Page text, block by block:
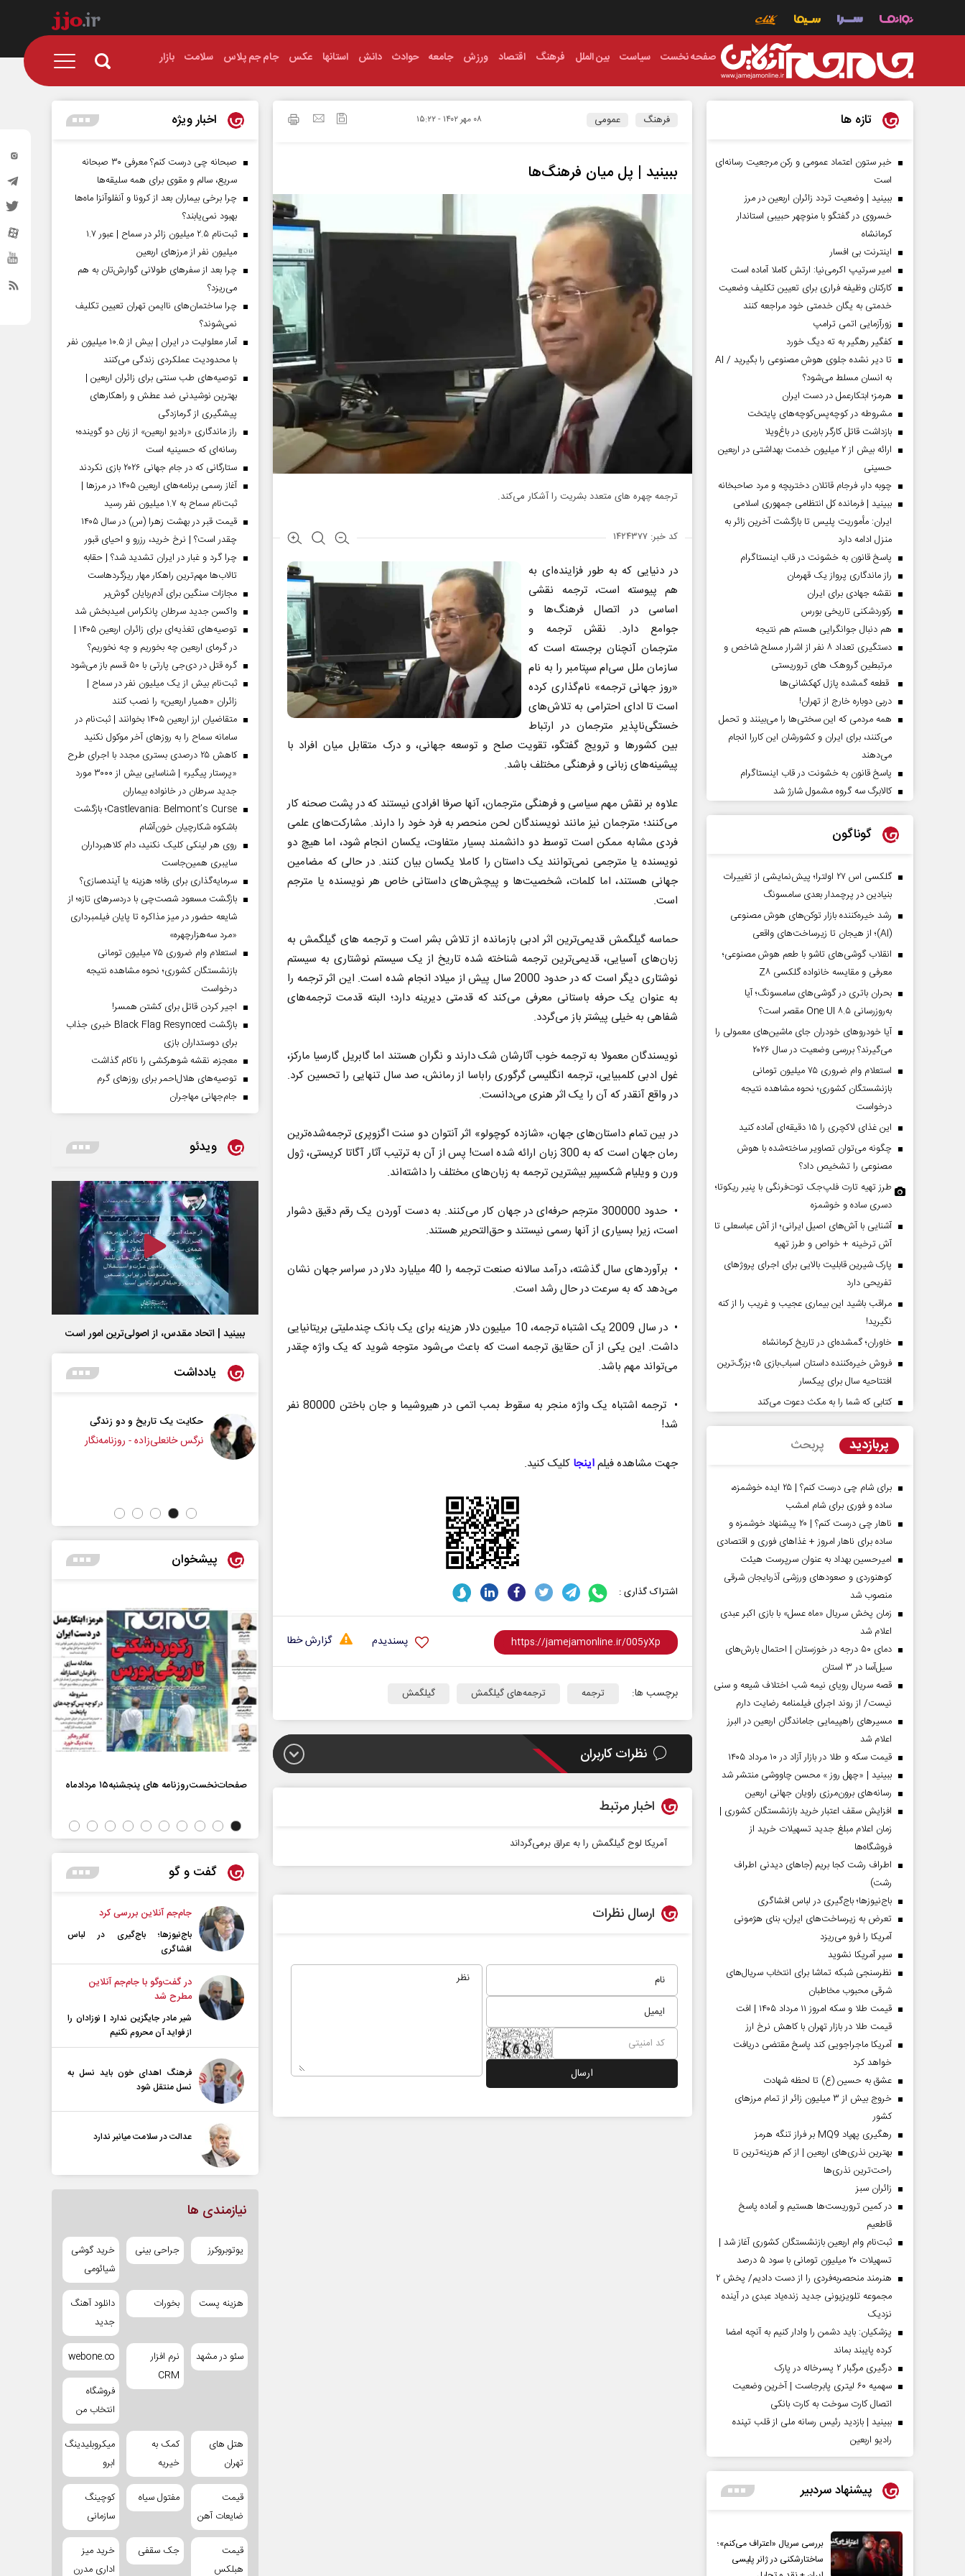
صفحه نخست سیاست بین الملل فرهنگ اقتصاد ورزش جامعه حوادث دانش استانها عکس جام جم پلاس سلامت بازار
فرهنگ عمومی ۰۸ مهر ۱۴۰۲ - ۱۵:۲۲
ببینید | پل میان فرهنگ‌ها
ترجمه چهره‌ های متعدد بشریت را آشکار می‌کند.
کد خبر: ۱۴۲۴۳۷۷
در دنیایی که به طور فزاینده‌ای به
هم پیوسته است، ترجمه نقشی
اساسی در اتصال فرهنگ‌ها و
جوامع دارد. نقش ترجمه و
مترجمان آنچنان برجسته است که
سازمان ملل سی‌ام سپتامبر را به نام
«روز جهانی ترجمه» نام‌گذاری کرده
است تا ادای احترامی به تلاش‌های
خستگی‌ناپذیر مترجمان در ارتباط
بین کشورها و ترویج گفتگو، تقویت صلح و توسعه جهانی، و درک متقابل میان افراد با
پیشینه‌های زبانی و فرهنگی مختلف باشد.
علاوه بر نقش مهم سیاسی و فرهنگی مترجمان، آنها صرفا افرادی نیستند که در پشت صحنه کار
می‌کنند؛ مترجمان نیز مانند نویسندگان لحن منحصر به فرد خود را دارند. مشارکت‌های علمی
فردی مشابه ممکن است توسط دو دانشمند بسیار متفاوت، یکسان انجام شود، اما هیچ دو
نویسنده‌ یا مترجمی نمی‌توانند یک داستان را کاملا یکسان بیان کنند. در حالی که مضامین
جهانی هستند، اما کلمات، شخصیت‌ها و پیچش‌های داستانی خاص هر نویسنده یا مترجم
است.
حماسه گیلگمش قدیمی‌ترین اثر ادبی بازمانده از تلاش بشر است و ترجمه‌ های گیلگمش به
زبان‌های آسیایی، قدیمی‌ترین ترجمه‌ شناخته شده تاریخ از یک سیستم نوشتاری به سیستم
نوشتاری دیگر است که در حدود 2000 سال پیش از میلاد انجام شده است. این اثر ترجمه را
به عنوان یک حرفه باستانی معرفی می‌کند که قدمتی دیرینه دارد؛ البته قدمت ترجمه‌های
شفاهی به خیلی پیشتر باز می‌گردد.
نویسندگان معمولا به ترجمه خوب آثارشان شک دارند و نگران هستند اما گابریل گارسیا مارکز،
غول ادبی کلمبیایی، ترجمه انگلیسی گرگوری راباسا از رمانش، صد سال تنهایی را تحسین کرد.
در واقع آنقدر که آن را یک اثر هنری می‌دانست.
در بین تمام داستان‌های جهان، «شازده کوچولو» اثر آنتوان دو سنت اگزوپری ترجمه‌شده‌ترین
رمان جهان است که به 300 زبان ارائه شده است! پس از آن به ترتیب آثار آگاتا کریستی، ژول
ورن و ویلیام شکسپیر بیشترین ترجمه به زبان‌های مختلف را داشته‌اند.
• حدود 300000 مترجم حرفه‌ای در جهان کار می‌کنند. به دست آوردن یک رقم دقیق دشوار
است، زیرا بسیاری از آنها رسمی نیستند و حق‌‌التحریر هستند.
• برآوردهای سال گذشته، درآمد سالانه صنعت ترجمه را 40 میلیارد دلار در سراسر جهان نشان
می‌دهد که به سرعت در حال رشد است.
• در سال 2009 یک اشتباه ترجمه، 10 میلیون دلار هزینه برای یک بانک چندملیتی بریتانیایی
داشت. این یکی از آن حقایق ترجمه است که باعث می‌شود متوجه شوید که یک واژه چقدر
می‌تواند مهم باشد.
• ترجمه اشتباه یک واژه منجر به سقوط بمب اتمی در هیروشیما و جان باختن 80000 نفر
شد!
جهت مشاهده فیلماینجا کلیک کنید.
اشتراک گذاری :
گزارش خطا پسندیدم
برچسب ها: ترجمه ترجمه‌های گیلگمش گیلگمش
نظرات کاربران
اخبار مرتبط
آمریکا لوح گیلگمش را به عراق برمی‌گرداند
ارسال نظرات
تازه ها
خبر ستون اعتماد عمومی و رکن مرجعیت رسانه‌ای
است
ببینید | وضعیت تردد زائران اربعین در مرز
خسروی در گفتگو با منوچهر حبیبی استاندار
کرمانشاه
اینترنت بی افسار
امیر سرتیپ اکرمی‌نیا: ارتش کاملا آماده است
کارکنان وظیفه فراری برای تعیین تکلیف وضعیت
خدمتی به یگان خدمتی خود مراجعه کنند
زورآزمایی اتمی ترامپ
کفگیر رهگیر به ته دیگ خورد
تا دیر نشده جلوی هوش مصنوعی را بگیرید / AI
به انسان مسلط می‌شود؟
هرمز؛ ابتکارعمل در دست ایران
مشروطه در کوچه‌پس‌کوچه‌های پایتخت
بازداشت قاتل کارگر باربری در باغ‌ویلا
ارائه بیش از ۲ میلیون خدمت بهداشتی در اربعین
حسینی
چوبه دار، فرجام قاتلان دختربچه و مرد صاحبخانه
ببینید | فرمانده کل انتظامی جمهوری اسلامی
ایران­: مأموریت پلیس تا بازگشت آخرین زائر به
منزل ادامه دارد
پاسخ قانون به خشونت در قاب اینستاگرام
راز ماندگاری پرواز یک قهرمان
نقشه جهادی برای ایران
رکوردشکنی تاریخی بورس
هم دنبال جوانگرایی هستم هم نتیجه
دستگیری تعداد ۸ نفر از اشرار مسلح شاخص و
مرتبطین گروهک های تروریستی
قطعه گمشده پازل کهکشانی‌ها
دربی دوباره خارج از تهران!
همه مردمی که این سختی‌ها را می‌بینند و تحمل
می‌کنند، برای ایران و کشورشان این کاررا انجام
می‌دهند
پاسخ قانون به خشونت در قاب اینستاگرام
کالابرگ سه گروه مشمول شارژ شد
گوناگون
گلکسی اس ۲۷ اولترا؛ پیش‌نمایشی از تغییرات
بنیادین در پرچمدار بعدی سامسونگ
رشد خیره‌کننده بازار توکن‌های هوش مصنوعی
(AI)؛ از هیجان تا زیرساخت‌های واقعی
انقلاب گوشی‌های تاشو‌ با طعم هوش مصنوعی؛
معرفی و مقایسه خانواده گلکسی Z۸
بحران باتری در گوشی‌های سامسونگ؛ آیا
به‌روزرسانی One UI ۸.۵ مقصر است؟
آیا خودروهای خودران جای ماشین‌های معمولی را
می‌گیرند؟ بررسی وضعیت در سال ۲۰۲۶
استعلام وام ضروری ۷۵ میلیون تومانی
بازنشستگان کشوری؛ نحوه مشاهده نتیجه
درخواست
این غذای لاکچری را ۱۵ دقیقه‌ای آماده کنید
چگونه می‌توان تصاویر ساخته‌شده با هوش
مصنوعی را تشخیص داد؟
طرز تهیه تارت فلپ‌جک توت‌فرنگی با پنیر ریکوتا؛
دسری ساده و خوشمزه
آشنایی با آش‌های اصیل ایرانی؛ از آش عباسعلی تا
آش ترخینه + خواص و طرز تهیه
پارک شیرین قابلیت‌ بالایی برای اجرای پروژهای
تفریحی دارد
مراقب باشید این بیماری عجیب و غریب را از کنه
نگیرید!
خاوران؛ گمشده‌ای در تاریخ کرمانشاه
فروش خیره‌کننده داستان اسباب‌بازی ۵؛ بزرگ‌ترین
افتتاحیه سال برای پیکسار
کتابی که شما را به مکث دعوت می‌کند
پربازدید پربحث
برای شام چی درست کنم؟ | ۲۵ ایده خوشمزه،
ساده و فوری برای شام امشب
ناهار چی درست کنم؟ | ۲۰ پیشنهاد خوشمزه و
ساده برای ناهار امروز + غذاهای فوری و اقتصادی
امیرحسین بهداد به عنوان سرپرست هیئت
کوهنوردی و صعودهای ورزشی آذربایجان شرقی
منصوب شد
زمان پخش سریال «ماه عسل» با بازی اکبر عبدی
اعلام شد
دمای ۵۰ درجه در خوزستان | احتمال بارش‌های
سیل‌آسا در ۳ استان
قصه سریال رویای نیمه شب اختلاف شیعه و سنی
نیست/ از روند اجرای فیلمنامه رضایت دارم
مسیر‌های راهپیمایی جاماندگان اربعین در البرز
اعلام شد
قیمت سکه و طلا در بازار آزاد در ۱۰ مرداد ۱۴۰۵
ببینید | «چهل روز » محسن چاووشی منتشر شد
رسانه‌های برون‌مرزی راویان جهانی اربعین
افزایش سقف اعتبار خرید بازنشستگان کشوری |
زمان اعلام مبلغ جدید تسهیلات خرید از
فروشگاه‌ها
اطراف رشت کجا بریم (جاهای دیدنی اطراف
رشت)
باج‌نیوزها؛ باج‌گیری در لباس افشاگری
تعرض به زیرساخت‌های ایران، بنای هژمونی
آمریکا را فرو می‌ریزد
سپر آمریکا نشوید
نظرسنجی شبکه تماشا برای انتخاب سریال‌های
شرقی محبوب مخاطبان
قیمت طلا و سکه امروز ۱۱ مرداد ۱۴۰۵ | افت
قیمت طلا در بازار تهران با کاهش نرخ ارز
آمریکا ماجراجویی کند پاسخ مقتضی دریافت
خواهد کرد
عشق به حسین (ع) تا لحظه شهادت
خروج بیش از ۳ میلیون زائر از تمام مرز‌های
کشور
رهگیری پهپاد MQ9 بر فراز تنگه هرمز
بهترین نذری‌های اربعین | از کم هزینه‌ترین تا
راحت‌ترین نذری‌ها
‌زائران سبز
در کمین تروریست‌ها هستیم و آماده پاسخ
قاطعیم
ثبت‌نام وام اربعین بازنشستگان کشوری آغاز شد |
تسهیلات ۲۰ میلیون تومانی با سود ۵ درصد
هنرمند منحصر‌به‌فردی را از دست دادیم/ پخش ۲
مجموعه تلویزیونی جدید زنده‌یاد عبدی در آینده
نزدیک
پزشکیان: باید دشمن را وادار کنیم به آنچه امضا
کرده پایبند بماند
درگیری مرگبار ۲ پسرخاله در پارک
سهمیه ۶۰ لیتری پابرجاست | آخرین وضعیت
اتصال کارت سوخت به کارت بانکی
ببینید | بازدید رئیس رسانه ملی از قلب تپنده
رادیو اربعین
پیشنهاد سردبیر
بررسی سریال «اعتراف می‌کنم»؛
ساختارشکنی در ژانر پلیسی
اخبار ویژه
صبحانه چی درست کنم؟ معرفی ۳۰ صبحانه
سریع، سالم و مقوی برای همه سلیقه‌ها
چرا برخی بیماران بعد از کرونا و آنفلوآنزا ماه‌ها
بهبود نمی‌یابند؟
ثبت‌نام ۲.۵ میلیون زائر در سماح | عبور ۱.۷
میلیون نفر از مرز‌های اربعین
چرا بعد از سفرهای طولانی گوارش‌تان به هم
می‌ریزد؟
چرا ساختمان‌های ناایمن تهران تعیین تکلیف
نمی‌شوند؟
آمار معلولیت در ایران | بیش از ۱۰.۵ میلیون نفر
با محدودیت عملکردی زندگی می‌کنند
توصیه‌های طب سنتی برای زائران اربعین |
بهترین نوشیدنی ضد عطش و راهکارهای
پیشگیری از گرمازدگی
راز ماندگاری «رادیو اربعین» از زبان دو گوینده؛
رسانه‌ای که حسینیه است
ستارگانی که در جام جهانی ۲۰۲۶ بازی نکردند
آغاز رسمی برنامه‌های اربعین ۱۴۰۵ در مرز‌ها |
ثبت‌نام سماح به ۱.۷ میلیون نفر رسید
قیمت قبر در بهشت زهرا (س) در سال ۱۴۰۵
چقدر است؟ | نرخ خرید، رزرو و احیای قبور
چرا گرد و غبار در ایران تشدید شد؟ | حقابه
تالاب‌ها مهم‌ترین راهکار مهار ریزگردهاست
مجازات سنگین برای آدم‌ربایان گوش‌بر
واکسن جدید سرطان پانکراس امیدبخش شد
توصیه‌های تغذیه‌ای برای زائران اربعین ۱۴۰۵ |
در گرمای اربعین چه بخوریم و چه نخوریم؟
گره قتل در دی‌جی پارتی با ۵۰ قسم باز می‌شود
ثبت‌نام بیش از یک میلیون نفر در سماح |
زائران «همیار اربعین» را نصب کنند
متقاضیان ارز اربعین ۱۴۰۵ بخوانند | ثبت‌نام در
سامانه سماح را به روز‌های آخر موکول نکنید
کاهش ۲۵ درصدی بستری مجدد با اجرای طرح
«پرستار پیگیر» | شناسایی بیش از ۳۰۰۰ مورد
جدید سرطان در خانواده بیماران
Castlevania: Belmont’s Curse؛ بازگشت
باشکوه شکارچیان خون‌آشام
روی هر لینکی کلیک نکنید، دام کلاهبرداران
سایبری همین‌جاست
سرمایه‌گذاری برای رفاه؛ هزینه یا آینده‌سازی؟
بازگشت مسعود شصت‌چی با دردسر‌های تازه؛ از
شایعه حضور در میز مذاکره تا پایان فیلمبرداری
«مرد سه‌هزارچهره»
استعلام وام ضروری ۷۵ میلیون تومانی
بازنشستگان کشوری؛ نحوه مشاهده نتیجه
درخواست
اجیر کردن قاتل برای کشتن همسر!
بازگشت Black Flag Resynced خبری جذاب
برای دوستداران بازی
معجزه، نقشه شوهرکشی را ناکام گذاشت
توصیه‌های هلال‌احمر برای روز‌های گرم
جام‌جهانی مهاجران
ویدئو
ببینید | اتحاد مقدس، از اصولی‌ترین امور است
یادداشت
خلاف واقع آمریکا
اربعین نماد مقاومت در برابر
رحمت‌الله نوروزی - عضو کمیسیون اجتماعی
مجلس
رضا سپهوند - سخنگوی کمیسیون انرژی مجلس
حکایت یک تاریخ و دو زندگی
نرگس خانعلی‌زاده - روزنامه‌نگار
چرایی عقب‌نشینی ترامپ؟
پیشخوان
صفحات نخست روزنامه ها‌ی‌سه‌شنبه ۶ مردادماه صفحات‌نخست‌روزنامه ها‌ی پنجشنبه‌۱۵ مردادماه
گفت و گو
جام‌جم آنلاین بررسی کرد
باج‌نیوزها؛ باج‌گیری در لباس
افشاگری
در گفت‌و‌گو با جام‌جم آنلاین
مطرح شد
شیر مادر جایگزین ندارد | نوزادان را
از فواید آن محروم نکنیم
فرهنگ اهدای خون باید نسل به
نسل منتقل شود
عدالت در سلامت میانبر ندارد
نیازمندی ها
یوتوبروکرز جراحی بینی
خرید گوشی
شیائومی
هزینه پست بخورات
دانلود آهنگ
جدید
سئو در مشهد
نرم افزار
CRM
webone.co
فروشگاه
انتخاب من
هتل های
تهران
کمک به
خیریه
میکروبلیدینگ
ابرو
قیمت
ضایعات آهن
مفتول سیاه
کوچینگ
سازمانی
قیمت
هبلکس
جک سقفی
خرید میز
اداری مدرن